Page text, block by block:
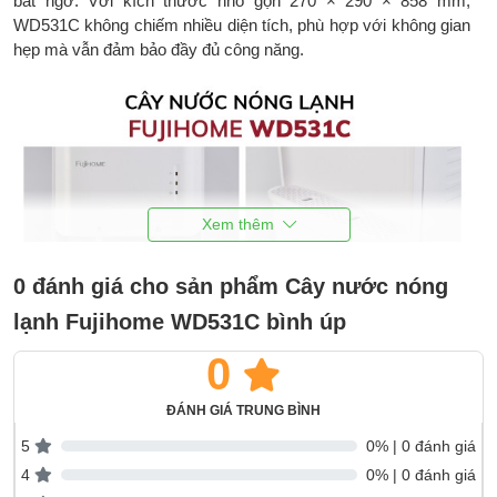
WD531C không chiếm nhiều diện tích, phù hợp với không gian
hẹp mà vẫn đảm bảo đầy đủ công năng.
0 đánh giá cho sản phẩm Cây nước nóng
lạnh Fujihome WD531C bình úp
0
ĐÁNH GIÁ TRUNG BÌNH
5
0% | 0 đánh giá
4
0% | 0 đánh giá